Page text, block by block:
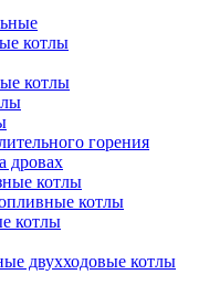
котлы
котлы
горения
дровах
котлы
котлы
котлы
двухходовые котлы